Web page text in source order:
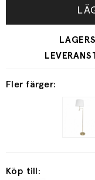
Fler färger:
Köp till: